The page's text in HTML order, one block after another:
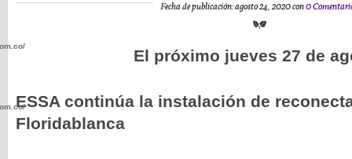
Fecha de publicación: agosto 24, 2020 con0
El próximo jueves 27 de
ESSA continúa la instalación de
Floridablanca
wp-
wp-